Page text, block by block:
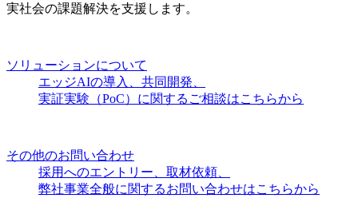
実社会の課題解決を支援します。
ソリューションについて
エッジAIの導入、共同開発、
実証実験（PoC）に関するご相談はこちらから
その他のお問い合わせ
採用へのエントリー、取材依頼、
弊社事業全般に関するお問い合わせはこちらから